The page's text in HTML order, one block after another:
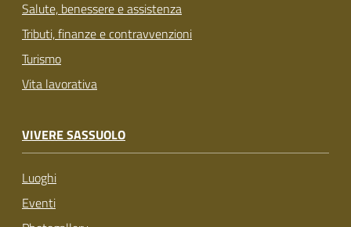
Salute, benessere e assistenza
Tributi, finanze e contravvenzioni
Turismo
Vita lavorativa
VIVERE SASSUOLO
Luoghi
Eventi